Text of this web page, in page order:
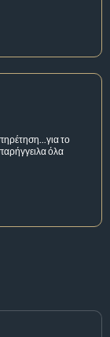
το
όλα